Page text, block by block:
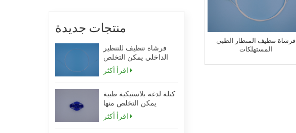
منتجات جديدة
فرشاة تنظيف للتنظير
الداخلي يمكن التخلص
منها
اقرأ أكثر
كتلة لدغة بلاستيكية طبية
يمكن التخلص منها
بالمنظار مع حزام
اقرأ أكثر
فرشاة تنظيف المنظار الطبي
المستهلكات